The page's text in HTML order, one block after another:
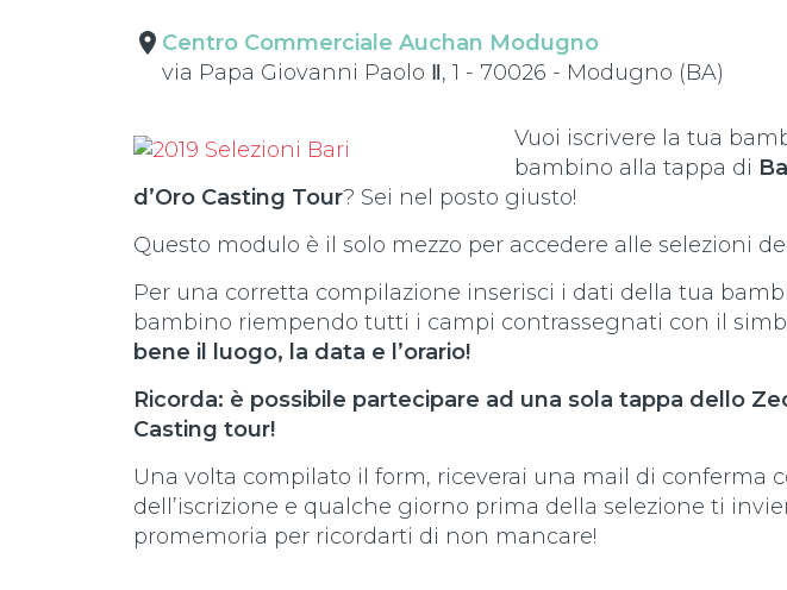
place Centro Commerciale Auchan Modugno
via Papa Giovanni Paolo Ⅱ, 1 - 70026 - Modugno (BA)
Vuoi iscrivere la tua
bambino alla tappa di
d’Oro Casting Tour? Sei nel posto giusto!
Questo modulo è il solo mezzo per accedere alle selezioni
Per una corretta compilazione inserisci i dati della tua
bambino riempendo tutti i campi contrassegnati con il
bene il luogo, la data e l’orario!
Ricorda: è possibile partecipare ad una sola tappa dello
Casting tour!
Una volta compilato il form, riceverai una mail di conferma
dell’iscrizione e qualche giorno prima della selezione ti
promemoria per ricordarti di non mancare!